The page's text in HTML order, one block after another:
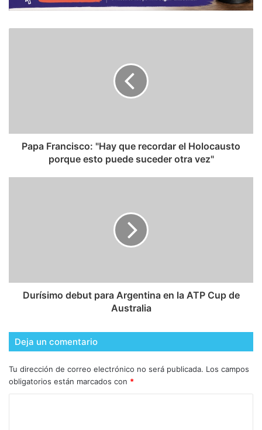
Papa Francisco: "Hay que recordar el Holocausto
porque esto puede suceder otra vez"
Durísimo debut para Argentina en la ATP Cup de
Australia
Deja un comentario
Tu dirección de correo electrónico no será publicada. Los campos
obligatorios están marcados con *